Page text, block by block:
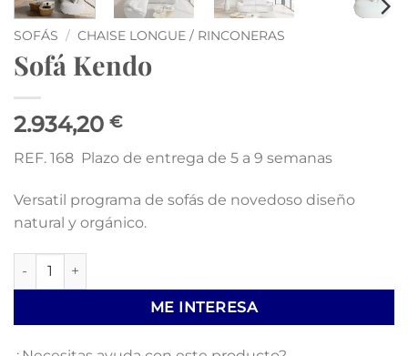
SOFÁS / CHAISE LONGUE / RINCONERAS
Sofá Kendo
2.934,20 €
REF. 168 Plazo de entrega de 5 a 9 semanas
Versatil programa de sofás de novedoso diseño
natural y orgánico.
Sofá Kendo cantidad
ME INTERESA